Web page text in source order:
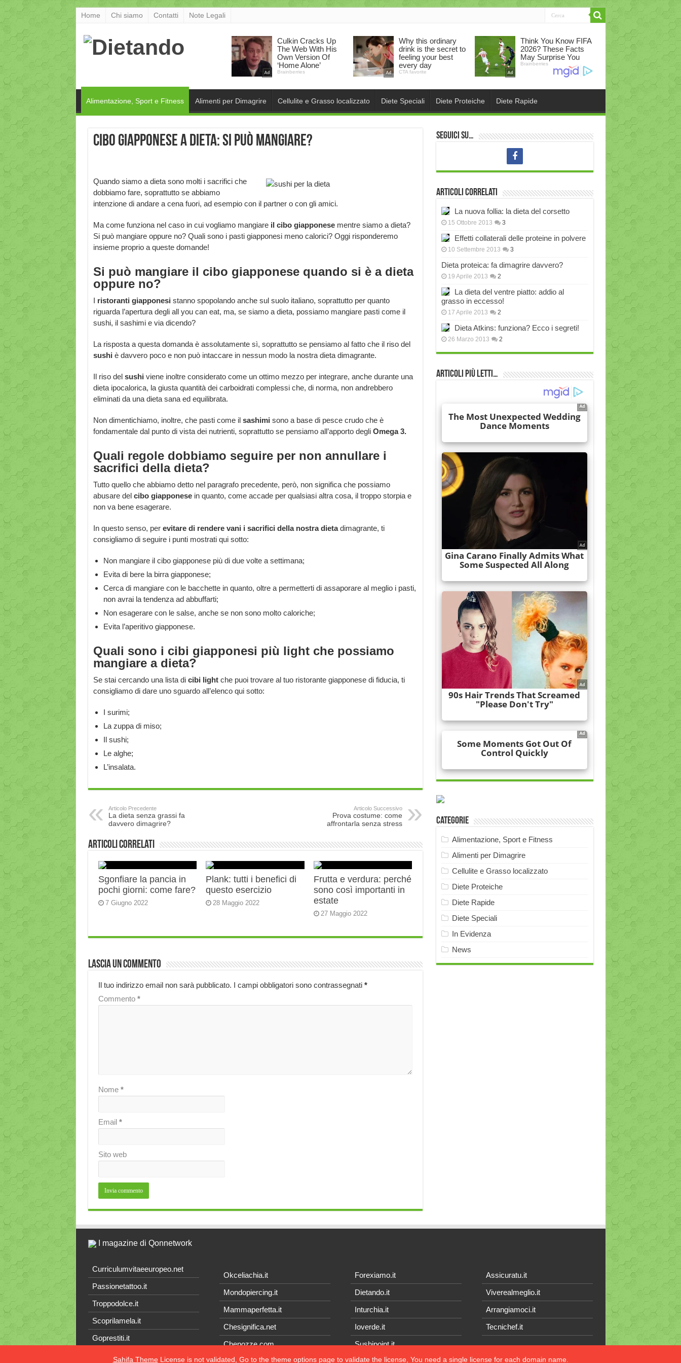
Home Chi siamo Contatti Note Legali
Alimentazione, Sport e Fitness Alimenti per Dimagrire Cellulite e Grasso localizzato Diete Speciali Diete Proteiche Diete Rapide
Cibo giapponese a dieta: si può mangiare?
Quando siamo a dieta sono molti i sacrifici che
dobbiamo fare, soprattutto se abbiamo
intenzione di andare a cena fuori, ad esempio con il partner o con gli amici.
Ma come funziona nel caso in cui vogliamo mangiare il cibo giapponesementre siamo a dieta?
Si può mangiare oppure no? Quali sono i pasti giapponesi meno calorici? Oggi risponderemo
insieme proprio a queste domande!
Si può mangiare il cibo giapponese quando si è a dieta
oppure no?
I ristoranti giapponesi stanno spopolando anche sul suolo italiano, soprattutto per quanto
riguarda l’apertura degli all you can eat, ma, se siamo a dieta, possiamo mangiare pasti come il
sushi, il sashimi e via dicendo?
La risposta a questa domanda è assolutamente sì, soprattutto se pensiamo al fatto che il riso del
sushi è davvero poco e non può intaccare in nessun modo la nostra dieta dimagrante.
Il riso del sushi viene inoltre considerato come un ottimo mezzo per integrare, anche durante una
dieta ipocalorica, la giusta quantità dei carboidrati complessi che, di norma, non andrebbero
eliminati da una dieta sana ed equilibrata.
Non dimentichiamo, inoltre, che pasti come il sashimi sono a base di pesce crudo che è
fondamentale dal punto di vista dei nutrienti, soprattutto se pensiamo all’apporto degli Omega 3.
Quali regole dobbiamo seguire per non annullare i
sacrifici della dieta?
Tutto quello che abbiamo detto nel paragrafo precedente, però, non significa che possiamo
abusare del cibo giapponesein quanto, come accade per qualsiasi altra cosa, il troppo storpia e
non va bene esagerare.
In questo senso, per evitare di rendere vani i sacrifici della nostra dietadimagrante, ti
consigliamo di seguire i punti mostrati qui sotto:
Non mangiare il cibo giapponese più di due volte a settimana;
Evita di bere la birra giapponese;
Cerca di mangiare con le bacchette in quanto, oltre a permetterti di assaporare al meglio i pasti,
non avrai la tendenza ad abbuffarti;
Non esagerare con le salse, anche se non sono molto caloriche;
Evita l’aperitivo giapponese.
Quali sono i cibi giapponesi più light che possiamo
mangiare a dieta?
Se stai cercando una lista di cibi lightche puoi trovare al tuo ristorante giapponese di fiducia, ti
consigliamo di dare uno sguardo all’elenco qui sotto:
I surimi;
La zuppa di miso;
Il sushi;
Le alghe;
L’insalata.
Articolo Precedente
La dieta senza grassi fa
davvero dimagrire?
Articolo Successivo
Prova costume: come
affrontarla senza stress
Articoli correlati
Sgonfiare la pancia in
pochi giorni: come fare?
7 Giugno 2022
Plank: tutti i benefici di
questo esercizio
28 Maggio 2022
Frutta e verdura: perché
sono così importanti in
estate
27 Maggio 2022
Lascia un commento
Il tuo indirizzo email non sarà pubblicato. I campi obbligatori sono contrassegnati *
Commento *
Nome *
Email *
Sito web
Seguici su…
Articoli correlati
La nuova follia: la dieta del corsetto
15 Ottobre 2013 3
Effetti collaterali delle proteine in polvere
10 Settembre 2013 3
Dieta proteica: fa dimagrire davvero?
19 Aprile 2013 2
La dieta del ventre piatto: addio al
grasso in eccesso!
17 Aprile 2013 2
Dieta Atkins: funziona? Ecco i segreti!
26 Marzo 2013 2
Articoli più Letti…
Categorie
Alimentazione, Sport e Fitness
Alimenti per Dimagrire
Cellulite e Grasso localizzato
Diete Proteiche
Diete Rapide
Diete Speciali
In Evidenza
News
I magazine di Qonnetwork
Curriculumvitaeeuropeo.net
Passionetattoo.it
Troppodolce.it
Scoprilamela.it
Goprestiti.it
Okceliachia.it
Mondopiercing.it
Mammaperfetta.it
Chesignifica.net
Chenozze.com
Forexiamo.it
Dietando.it
Inturchia.it
Ioverde.it
Sushipoint.it
Assicuratu.it
Viverealmeglio.it
Arrangiamoci.it
Tecnichef.it
Sahifa ThemeLicense is not validated, Go to the theme options page to validate the license, You need a single license for each domain name.